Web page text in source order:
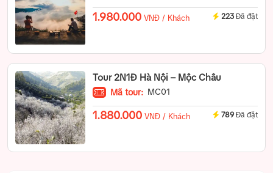
1.980.000 VNĐ / Khách 223 Đã đặt
Tour 2N1Đ Hà Nội – Mộc Châu
Mã tour: MC01
1.880.000 VNĐ / Khách 789 Đã đặt